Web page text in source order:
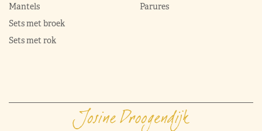
Mantels
Sets met broek
Sets met rok
Parures